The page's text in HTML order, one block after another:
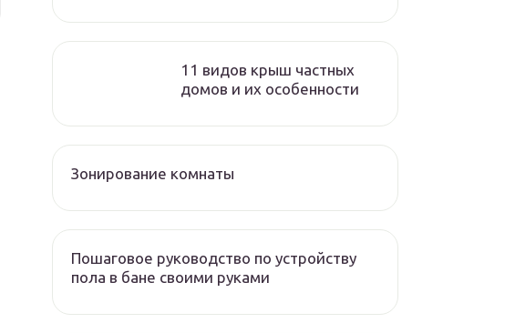
11 видов крыш частных
домов и их особенности
Зонирование комнаты
Пошаговое руководство по устройству
пола в бане своими руками